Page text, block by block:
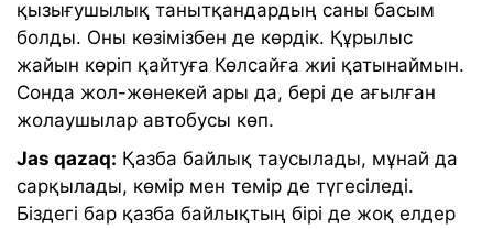
қызығушылық танытқандардың саны басым
болды. Оны көзімізбен де көрдік. Құрылыс
жайын көріп қайтуға Көлсайға жиі қатынаймын.
Сонда жол-жөнекей ары да, бері де ағылған
жолаушылар автобусы көп.
Jas qazaq: Қазба байлық таусылады, мұнай да
сарқылады, көмір мен темір де түгесіледі.
Біздегі бар қазба байлықтың бірі де жоқ елдер